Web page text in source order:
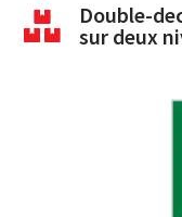
Double-
sur deux